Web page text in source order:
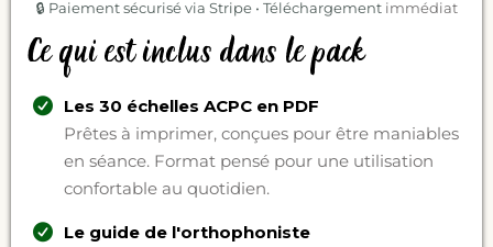
🔒 Paiement sécurisé via Stripe • Téléchargementimmédiat
Ce qui est inclus dans le pack
Les 30 échelles ACPC en PDF
Prêtes à imprimer, conçues pour être maniables
en séance. Format pensé pour une utilisation
confortable au quotidien.
Le guide de l'orthophoniste